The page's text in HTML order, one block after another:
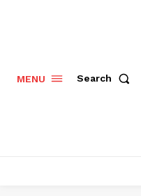
MENU Search